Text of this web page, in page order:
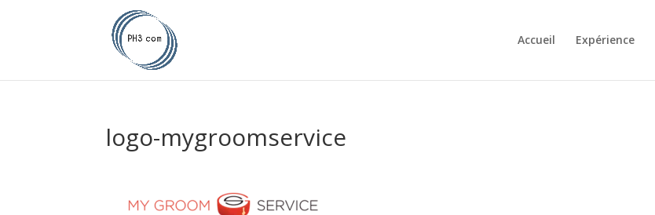
Accueil Expérience
logo-mygroomservice